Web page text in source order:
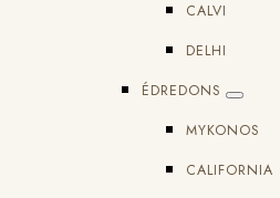
CALVI
DELHI
ÉDREDONS
MYKONOS
CALIFORNIA